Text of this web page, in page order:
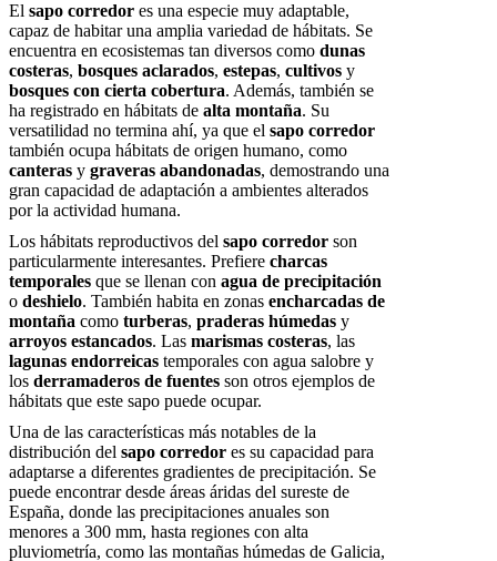
El sapo corredor es una especie muy adaptable,
capaz de habitar una amplia variedad de hábitats. Se
encuentra en ecosistemas tan diversos como dunas
costeras, bosques aclarados, estepas, cultivos y
bosques con cierta cobertura. Además, también se
ha registrado en hábitats de alta montaña. Su
versatilidad no termina ahí, ya que el sapo corredor
también ocupa hábitats de origen humano, como
canteras y graveras abandonadas, demostrando una
gran capacidad de adaptación a ambientes alterados
por la actividad humana.
Los hábitats reproductivos del sapo corredor son
particularmente interesantes. Prefiere charcas
temporales que se llenan con agua de precipitación
o deshielo. También habita en zonas encharcadas de
montaña como turberas, praderas húmedas y
arroyos estancados. Las marismas costeras, las
lagunas endorreicas temporales con agua salobre y
los derramaderos de fuentes son otros ejemplos de
hábitats que este sapo puede ocupar.
Una de las características más notables de la
distribución del sapo corredor es su capacidad para
adaptarse a diferentes gradientes de precipitación. Se
puede encontrar desde áreas áridas del sureste de
España, donde las precipitaciones anuales son
menores a 300 mm, hasta regiones con alta
pluviometría, como las montañas húmedas de Galicia,